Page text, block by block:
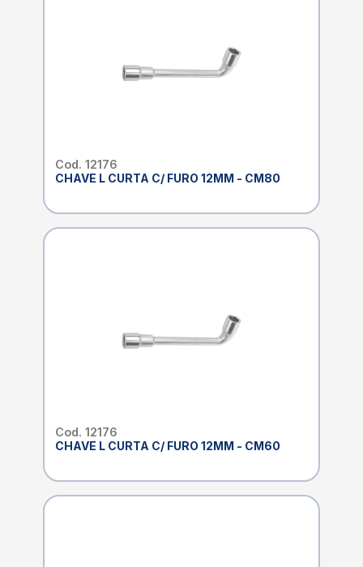
Cod. 12176
CHAVE L CURTA C/ FURO 12MM - CM80
Cod. 12176
CHAVE L CURTA C/ FURO 12MM - CM60